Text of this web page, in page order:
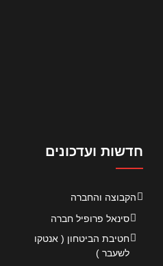
חדשות ועדכונים
הקבוצה והחברה
סינאל פרופיל חברה
חטיבת הביטחון ( אנטקו
לשעבר )